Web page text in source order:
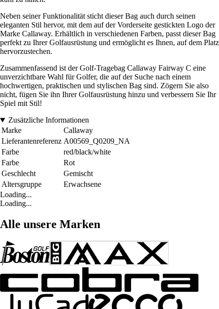
Neben seiner Funktionalität sticht dieser Bag auch durch seinen
eleganten Stil hervor, mit dem auf der Vorderseite gestickten Logo der
Marke Callaway. Erhältlich in verschiedenen Farben, passt dieser Bag
perfekt zu Ihrer Golfausrüstung und ermöglicht es Ihnen, auf dem Platz
hervorzustechen.
Zusammenfassend ist der Golf-Tragebag Callaway Fairway C eine
unverzichtbare Wahl für Golfer, die auf der Suche nach einem
hochwertigen, praktischen und stylischen Bag sind. Zögern Sie also
nicht, fügen Sie ihn Ihrer Golfausrüstung hinzu und verbessern Sie Ihr
Spiel mit Stil!
Zusätzliche Informationen
Marke
Callaway
Lieferantenreferenz A00569_Q0209_NA
Farbe
red/black/white
Farbe
Rot
Geschlecht
Gemischt
Altersgruppe
Erwachsene
Loading...
Loading...
Alle unsere Marken